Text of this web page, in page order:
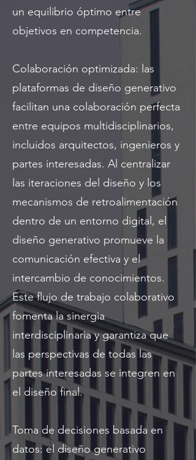
un equilibrio óptimo entre
objetivos en competencia.
Colaboración optimizada: las
plataformas de diseño generativo
facilitan una colaboración perfecta
entre equipos multidisciplinarios,
incluidos arquitectos, ingenieros y
partes interesadas. Al centralizar
las iteraciones del diseño y los
mecanismos de retroalimentación
dentro de un entorno digital, el
diseño generativo promueve la
comunicación efectiva y el
intercambio de conocimientos.
Este flujo de trabajo colaborativo
fomenta la sinergia
interdisciplinaria y garantiza que
las perspectivas de todas las
partes interesadas se integren en
el diseño final.
Toma de decisiones basada en
datos: el diseño generativo